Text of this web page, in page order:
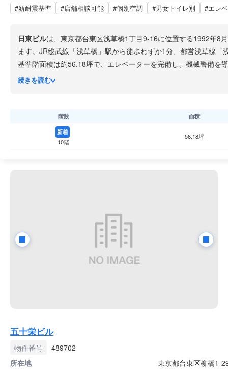
#新耐震基準 #店舗相談可能 #個別空調 #男女トイレ別 #エレ
日東ビルは、東京都台東区浅草橋1丁目9-16に位置する1992年8
ます。JR総武線「浅草橋」駅から徒歩わずか1分、都営浅草線
基準階面積は約56.18坪で、エレベーターを完備し、機械警備を
ています。
続きを読む
階数 面積
新着
10階
56.18坪
五十栄ビル
物件番号
489702
所在地
東京都台東区柳橋1-